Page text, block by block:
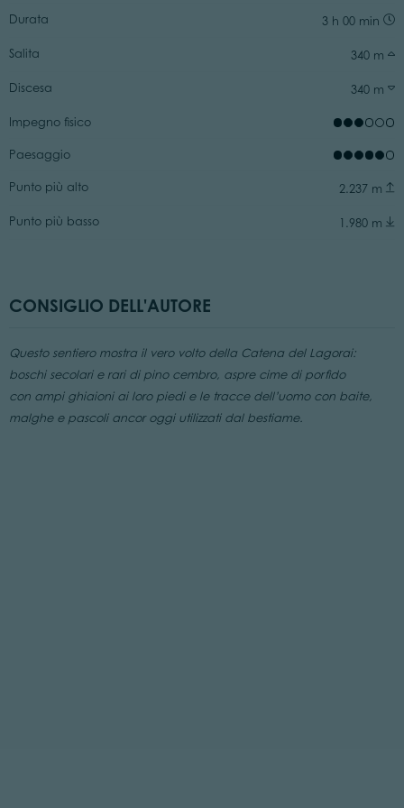
Durata 3 h 00 min
Salita 340 m
Discesa 340 m
Impegno fisico
Paesaggio
Punto più alto 2.237 m
Punto più basso 1.980 m
CONSIGLIO DELL'AUTORE
Questo sentiero mostra il vero volto della Catena del Lagorai:
boschi secolari e rari di pino cembro, aspre cime di porfido
con ampi ghiaioni ai loro piedi e le tracce dell’uomo con baite,
malghe e pascoli ancor oggi utilizzati dal bestiame.